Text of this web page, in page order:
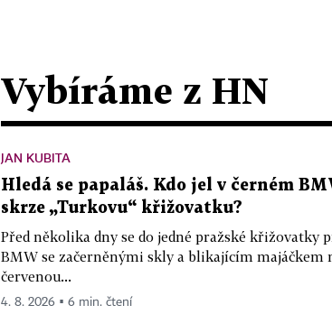
Vybíráme z HN
JAN KUBITA
Hledá se papaláš. Kdo jel v černém
skrze „Turkovu“ křižovatku?
Před několika dny se do jedné pražské
BMW se začerněnými skly a blikajícím majáčkem
červenou...
4. 8. 2026 ▪ 6 min. čtení